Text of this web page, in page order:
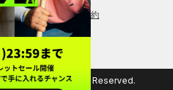
通販の表記 会員規約
ー
All Rights Reserved.